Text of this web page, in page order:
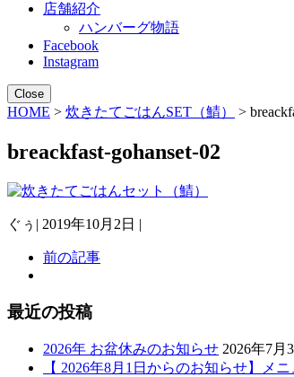
店舗紹介
ハンバーグ物語
Facebook
Instagram
Close
HOME > 炊きたてごはんSET（鯖） >
breackfast-gohanset-02
ぐぅ | 2019年10月2日 |
前の記事
最近の投稿
2026年 お盆休みのお知らせ 2026年7月
【 2026年8月1日からのお知らせ】メ